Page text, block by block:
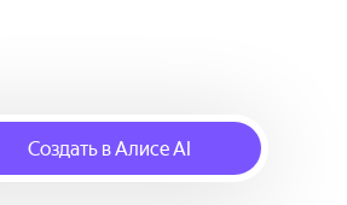
Создать в Алисе AI